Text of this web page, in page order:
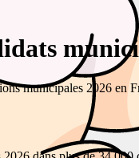
municipales 2026 en